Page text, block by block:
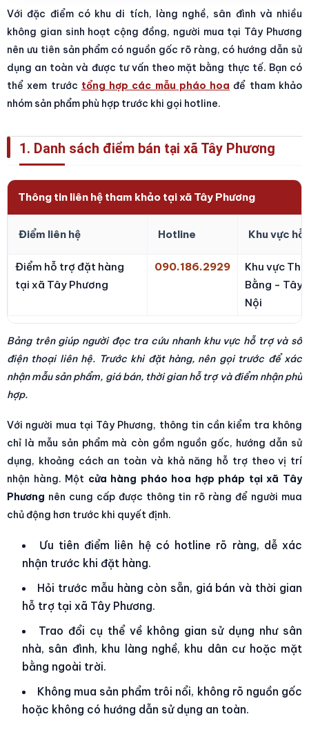
Với đặc điểm có khu di tích, làng nghề, sân đình và nhiều
không gian sinh hoạt cộng đồng, người mua tại Tây Phương
nên ưu tiên sản phẩm có nguồn gốc rõ ràng, có hướng dẫn sử
dụng an toàn và được tư vấn theo mặt bằng thực tế. Bạn có
thể xem trước tổng hợp các mẫu pháo hoa để tham khảo
nhóm sản phẩm phù hợp trước khi gọi hotline.
1. Danh sách điểm bán tại xã Tây Phương
Thông tin liên hệ tham khảo tại xã Tây Phương
Điểm liên hệ Hotline Khu vực
Điểm hỗ trợ đặt hàng
tại xã Tây Phương
090.186.2929
Khu vực
Bằng - Tây
Nội
Bảng trên giúp người đọc tra cứu nhanh khu vực hỗ trợ và số
điện thoại liên hệ. Trước khi đặt hàng, nên gọi trước để xác
nhận mẫu sản phẩm, giá bán, thời gian hỗ trợ và điểm nhận phù
hợp.
Với người mua tại Tây Phương, thông tin cần kiểm tra không
chỉ là mẫu sản phẩm mà còn gồm nguồn gốc, hướng dẫn sử
dụng, khoảng cách an toàn và khả năng hỗ trợ theo vị trí
nhận hàng. Một cửa hàng pháo hoa hợp pháp tại xã Tây
Phương nên cung cấp được thông tin rõ ràng để người mua
chủ động hơn trước khi quyết định.
Ưu tiên điểm liên hệ có hotline rõ ràng, dễ xác
nhận trước khi đặt hàng.
Hỏi trước mẫu hàng còn sẵn, giá bán và thời gian
hỗ trợ tại xã Tây Phương.
Trao đổi cụ thể về không gian sử dụng như sân
nhà, sân đình, khu làng nghề, khu dân cư hoặc mặt
bằng ngoài trời.
Không mua sản phẩm trôi nổi, không rõ nguồn gốc
hoặc không có hướng dẫn sử dụng an toàn.